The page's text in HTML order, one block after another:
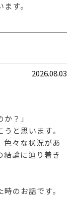
す。
2026.08.03
？」
と思います。
色々な状況があ
結論に辿り着き
のお話です。